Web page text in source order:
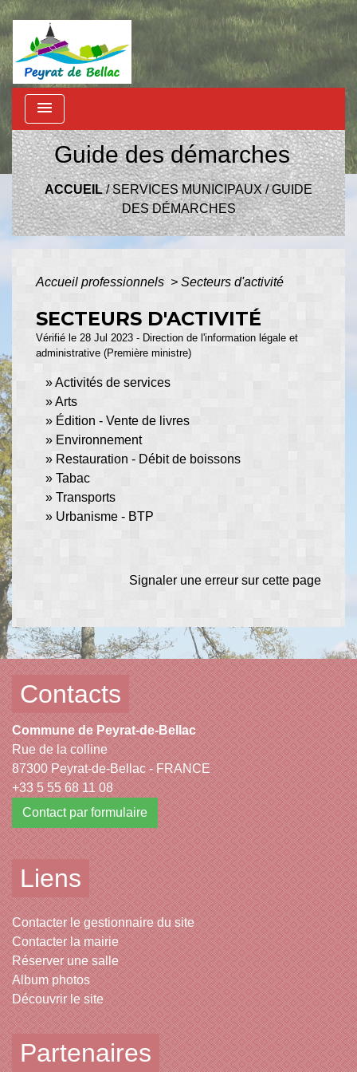
menu
Guide des démarches
ACCUEIL/SERVICES MUNICIPAUX/GUIDE
DES DÉMARCHES
Accueil professionnels > Secteurs d'activité
SECTEURS D'ACTIVITÉ
Vérifié le 28 Jul 2023 - Direction de l'information légale et
administrative (Première ministre)
Activités de services
Arts
Édition - Vente de livres
Environnement
Restauration - Débit de boissons
Tabac
Transports
Urbanisme - BTP
Signaler une erreur sur cette page
Contacts
Commune de Peyrat-de-Bellac
Rue de la colline
87300 Peyrat-de-Bellac - FRANCE
+33 5 55 68 11 08
Contact par formulaire
Liens
Contacter le gestionnaire du site
Contacter la mairie
Réserver une salle
Album photos
Découvrir le site
Partenaires